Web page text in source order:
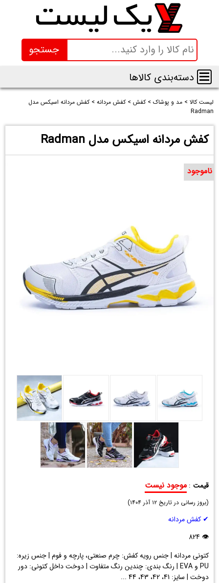
جستجو
دسته‌بندی کالاها
لیست کالا >مد و پوشاک >کفش >کفش مردانه >کفش مردانه اسیکس مدل
Radman
کفش مردانه اسیکس مدل Radman
ناموجود
قیمت
کفش
مردانه
اسیکس
مدل
Radman
: موجود نیست
(بروز رسانی در تاریخ۱۲ آذر ۱۴۰۴ )
✔ کفش مردانه
👁 824
کتونی مردانه | جنس رویه کفش: چرم صنعتی، پارچه و فوم | جنس زیره:
PU و EVA | رنگ بندی: چندین رنگ متفاوت | دوخت داخل کتونی: دور
دوخت | سایز: 41، 42، 43، 44 ...